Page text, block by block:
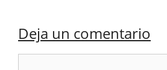
Deja un comentario